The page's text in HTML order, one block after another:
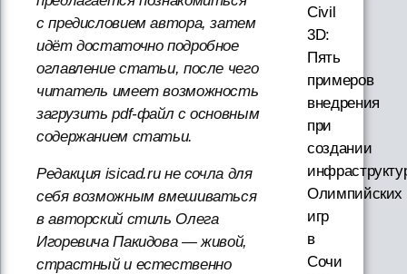
с предисловием автора, затем
идёт достаточно подробное
оглавление статьи, после чего
читатель имеет возможность
загрузить pdf-файл с основным
содержанием статьи.
Редакция isicad.ru не сочла для
себя возможным вмешиваться
в авторский стиль Олега
Игоревича Пакидова — живой,
страстный и естественно
Civil
3D:
Пять
примеров
внедрения
при
создании
Олимпийских
игр
в
Сочи